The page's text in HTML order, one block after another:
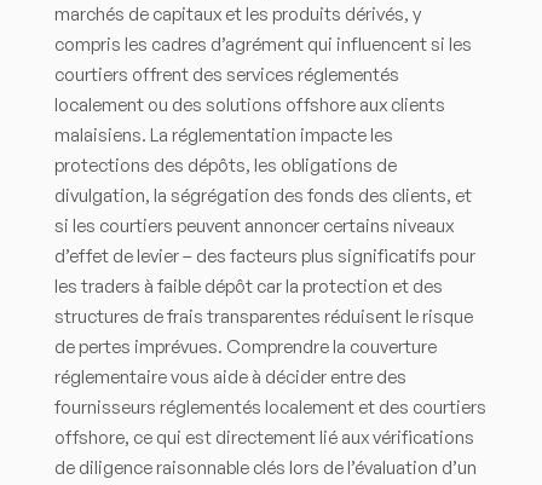
marchés de capitaux et les produits dérivés, y
compris les cadres d’agrément qui influencent si les
courtiers offrent des services réglementés
localement ou des solutions offshore aux clients
malaisiens. La réglementation impacte les
protections des dépôts, les obligations de
divulgation, la ségrégation des fonds des clients, et
si les courtiers peuvent annoncer certains niveaux
d’effet de levier – des facteurs plus significatifs pour
les traders à faible dépôt car la protection et des
structures de frais transparentes réduisent le risque
de pertes imprévues. Comprendre la couverture
réglementaire vous aide à décider entre des
fournisseurs réglementés localement et des courtiers
offshore, ce qui est directement lié aux vérifications
de diligence raisonnable clés lors de l’évaluation d’un